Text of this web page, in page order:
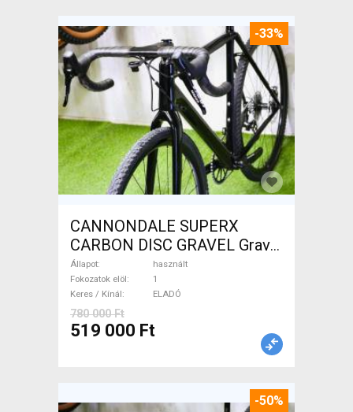
-33%
CANNONDALE SUPERX
CARBON DISC GRAVEL Gravel
/ CX tárcsafék használt
ELADÓ
Állapot
használt
Fokozatok elöl
1
Keres / Kínál
ELADÓ
780 000 Ft
519 000 Ft
-50%